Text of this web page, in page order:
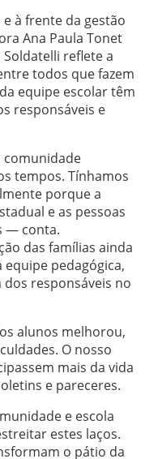
à frente da gestão
Ana Paula Tonet
reflete a
todos que fazem
equipe escolar têm
responsáveis e
comunidade
tempos. Tínhamos
porque a
e as pessoas
— conta.
das famílias ainda
pedagógica,
responsáveis no
alunos melhorou,
O nosso
mais da vida
e pareceres.
e escola
estes laços.
o pátio da